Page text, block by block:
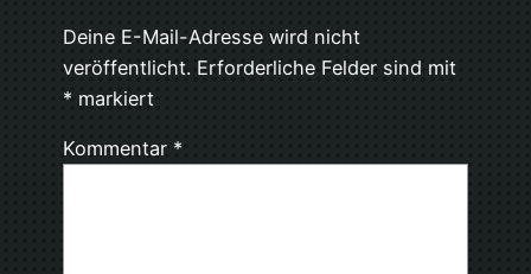
Deine E-Mail-Adresse wird nicht
veröffentlicht. Erforderliche Felder sind mit
* markiert
Kommentar *